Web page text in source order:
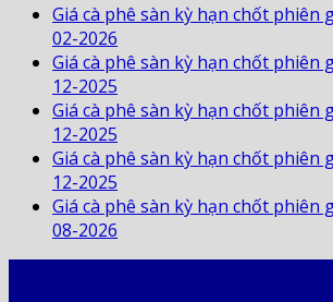
Giá cà phê sàn kỳ hạn chốt phiên
02-2026
Giá cà phê sàn kỳ hạn chốt phiên
12-2025
Giá cà phê sàn kỳ hạn chốt phiên
12-2025
Giá cà phê sàn kỳ hạn chốt phiên
12-2025
Giá cà phê sàn kỳ hạn chốt phiên
08-2026